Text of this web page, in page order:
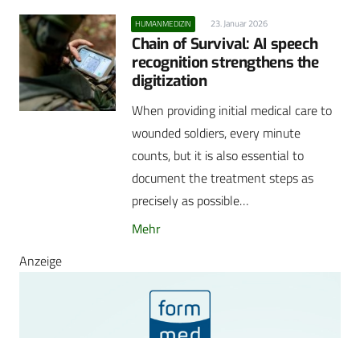
HUMANMEDIZIN 23. Januar 2026
Chain of Survival: AI speech
recognition strengthens the
digitization
When providing initial medical care to
wounded soldiers, every minute
counts, but it is also essential to
document the treatment steps as
precisely as possible…
Mehr
Anzeige